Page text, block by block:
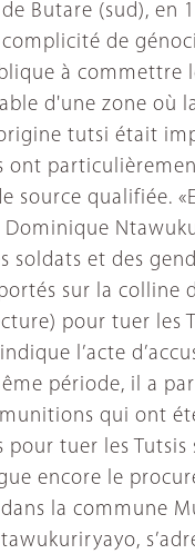
Butare (sud), en
de
à commettre
d'une zone où
tutsi était
ont
source qualifiée.
Dominique
soldats et des
sur la colline
pour tuer les
l’acte
période, il a
qui ont
pour tuer les
encore le
la commune